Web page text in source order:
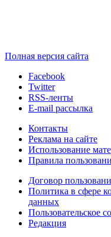
Полная версия сайта
Facebook
Twitter
RSS-ленты
E-mail рассылка
Контакты
Реклама на сайте
Использование
Правила
Договор
Политика в сфере
данных
Пользовательское
Редакция